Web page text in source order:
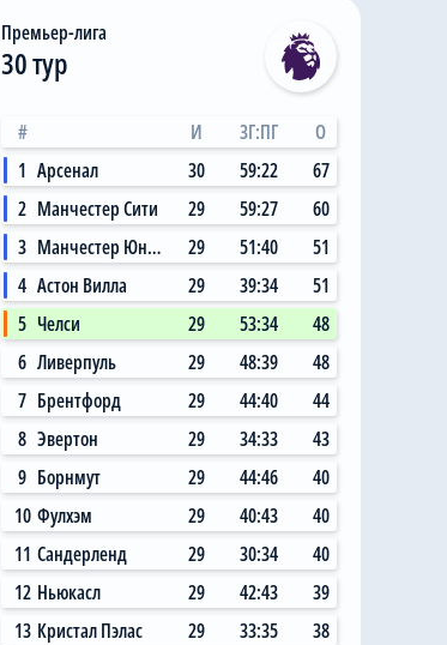
Премьер-лига
30 тур
# И ЗГ:ПГ
О
1 Арсенал 30 59:22
67
2 Манчестер Сити 29 59:27
60
3
Манчестер Юнайтед 29 51:40
51
4 Астон Вилла 29 39:34
51
5 Челси 29 53:34
48
6 Ливерпуль 29 48:39
48
7 Брентфорд 29 44:40
44
8 Эвертон 29 34:33
43
9 Борнмут 29 44:46
40
10 Фулхэм 29 40:43
40
11 Сандерленд 29 30:34
40
12 Ньюкасл 29 42:43
39
13 Кристал Пэлас 29 33:35
38